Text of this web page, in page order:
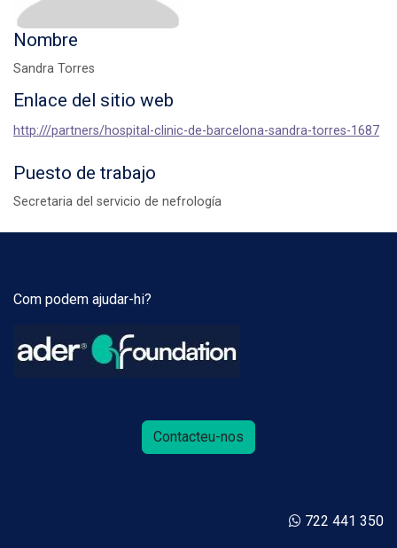
Nombre
Sandra Torres
Enlace del sitio web
http:///partners/hospital-clinic-de-barcelona-sandra-torres-1687
Puesto de trabajo
Secretaria del servicio de nefrología
Com podem ajudar-hi?
Contacteu-nos
722 441 350